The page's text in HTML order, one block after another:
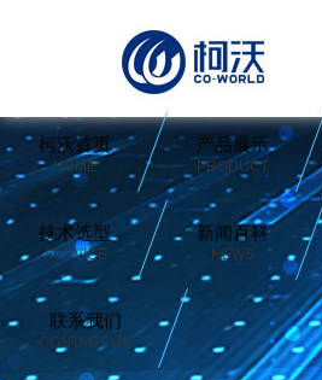
柯沃首页
HOME
产品展示
PRODUCT
技术选型
SERVICE
新闻百科
NEWS
联系我们
CONTACT US